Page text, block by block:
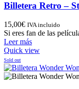
Billetera Retro –
15,00€ IVA incluido
Si eres fan de las
Leer más
Quick view
Sold out